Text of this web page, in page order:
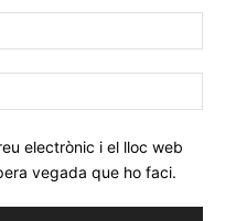
web:
electrònic i el lloc web
vegada que ho faci.